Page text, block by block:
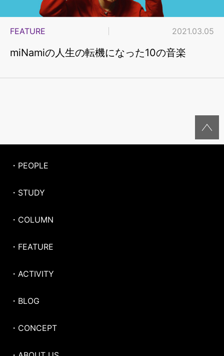
FEATURE 2021.03.05
miNamiの人生の転機になった10の音楽
・PEOPLE
・STUDY
・COLUMN
・FEATURE
・ACTIVITY
・BLOG
・CONCEPT